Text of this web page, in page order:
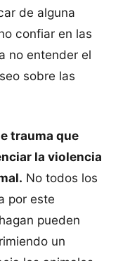
de alguna
confiar en las
no entender el
sobre las
trauma que
la violencia
No todos los
por este
pueden
un